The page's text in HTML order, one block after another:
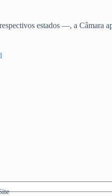
estados —, a Câmara